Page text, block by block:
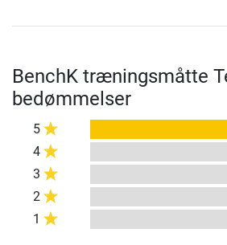
BenchK træningsmåtte
bedømmelser
5
4
3
2
1